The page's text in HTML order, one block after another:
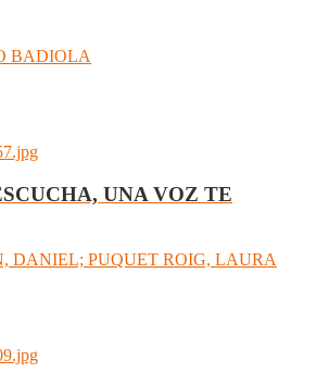
BADIOLA
UNA VOZ TE
DANIEL; PUQUET ROIG, LAURA